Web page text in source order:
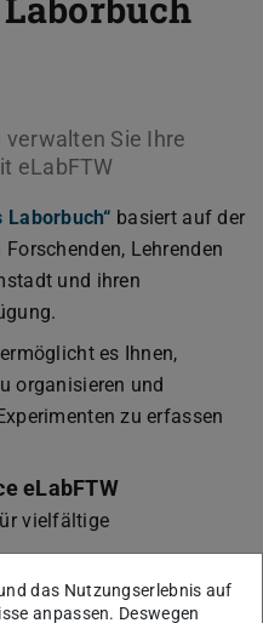
Sie Ihre
eLabFTW
Laborbuch“ basiert auf der
Lehrenden
und ihren
es Ihnen,
organisieren und
zu erfassen
eLabFTW
vielfältige
Experimentiergeräten
und Kontaktdaten
das Nutzungserlebnis auf
anpassen. Deswegen